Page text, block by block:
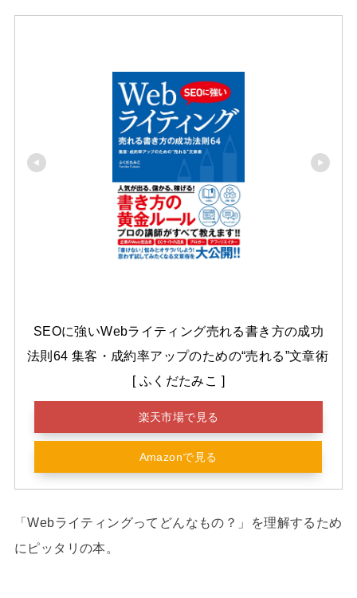
SEOに強いWebライティング売れる書き方の成功
法則64 集客・成約率アップのための“売れる”文章術
[ ふくだたみこ ]
楽天市場で見る
Amazonで見る
「Webライティングってどんなもの？」を理解するため
にピッタリの本。